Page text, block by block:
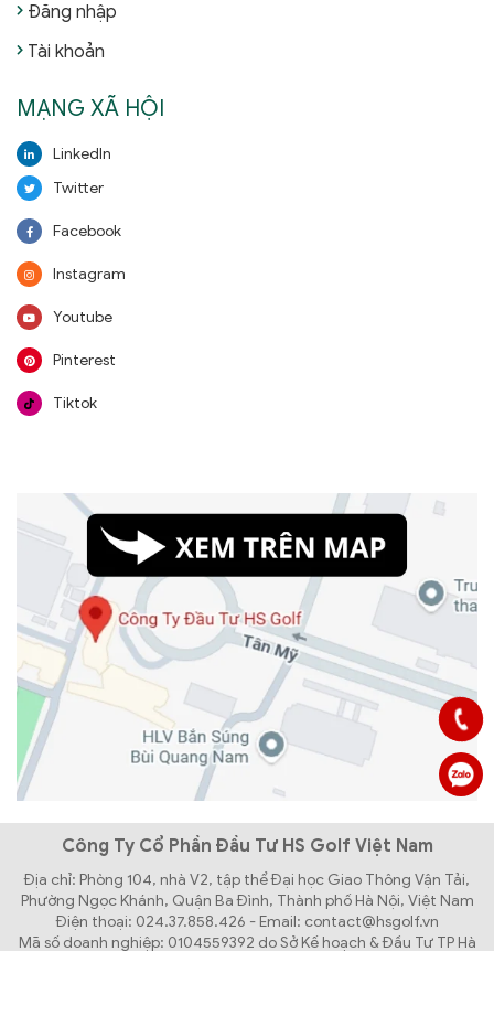
Đăng nhập
Tài khoản
MẠNG XÃ HỘI
LinkedIn
Twitter
Facebook
Instagram
Youtube
Pinterest
Tiktok
Công Ty Cổ Phần Đầu Tư HS Golf Việt Nam
Địa chỉ: Phòng 104, nhà V2, tập thể Đại học Giao Thông Vận Tải,
Phường Ngọc Khánh, Quận Ba Đình, Thành phố Hà Nội, Việt Nam
Điện thoại: 024.37.858.426 - Email: contact@hsgolf.vn
Mã số doanh nghiệp: 0104559392 do Sở Kế hoạch & Đầu Tư TP Hà